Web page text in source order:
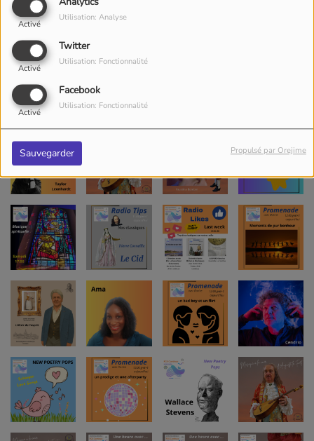
Activé
Utilisation: Analyse
Twitter
Activé
Utilisation: Fonctionnalité
Facebook
Activé
Utilisation: Fonctionnalité
Sauvegarder Propulsé par Orejime